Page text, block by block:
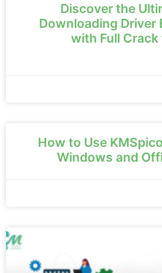
Discover the
Downloading
with Full
How to Use
Windows and